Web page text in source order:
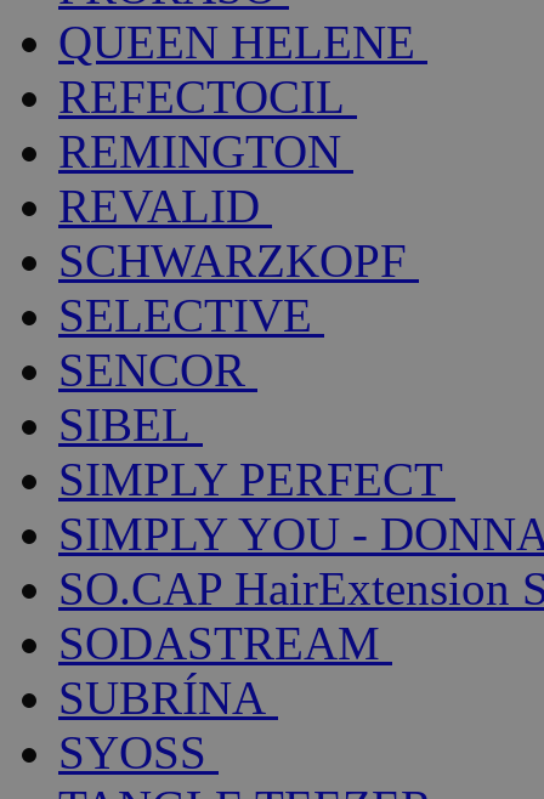
QUEEN HELENE
REFECTOCIL
REMINGTON
REVALID
SCHWARZKOPF
SELECTIVE
SENCOR
SIBEL
SIMPLY PERFECT
SIMPLY YOU -
SO.CAP HairExtension
SODASTREAM
SUBRÍNA
SYOSS